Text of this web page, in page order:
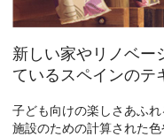
新しい家やリノベー
ているスペインのテ
子ども向けの楽しさあふ
施設のための計算された